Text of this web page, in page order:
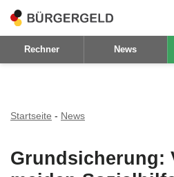
Zum
Inhalt
Rechner News
Startseite - News
Grundsicherung: